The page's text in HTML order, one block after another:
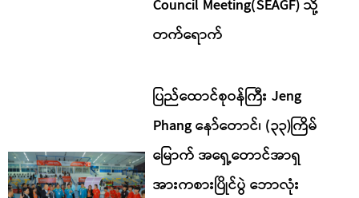
Council Meeting(SEAGF) သို့
တက်ရောက်
ပြည်ထောင်စုဝန်ကြီး Jeng
Phang နော်တောင်၊ (၃၃)ကြိမ်
မြောက် အရှေ့တောင်အာရှ
အားကစားပြိုင်ပွဲ ဘောလုံး